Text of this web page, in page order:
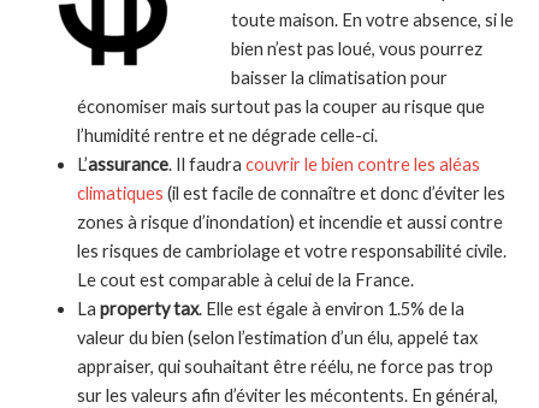
toute maison. En votre absence, si le
bien n’est pas loué, vous pourrez
baisser la climatisation pour
économiser mais surtout pas la couper au risque que
l’humidité rentre et ne dégrade celle-ci.
L’assurance. Il faudra couvrir le bien contre les aléas
climatiques (il est facile de connaître et donc d’éviter les
zones à risque d’inondation) et incendie et aussi contre
les risques de cambriolage et votre responsabilité civile.
Le cout est comparable à celui de la France.
La property tax. Elle est égale à environ 1.5% de la
valeur du bien (selon l’estimation d’un élu, appelé tax
appraiser, qui souhaitant être réélu, ne force pas trop
sur les valeurs afin d’éviter les mécontents. En général,